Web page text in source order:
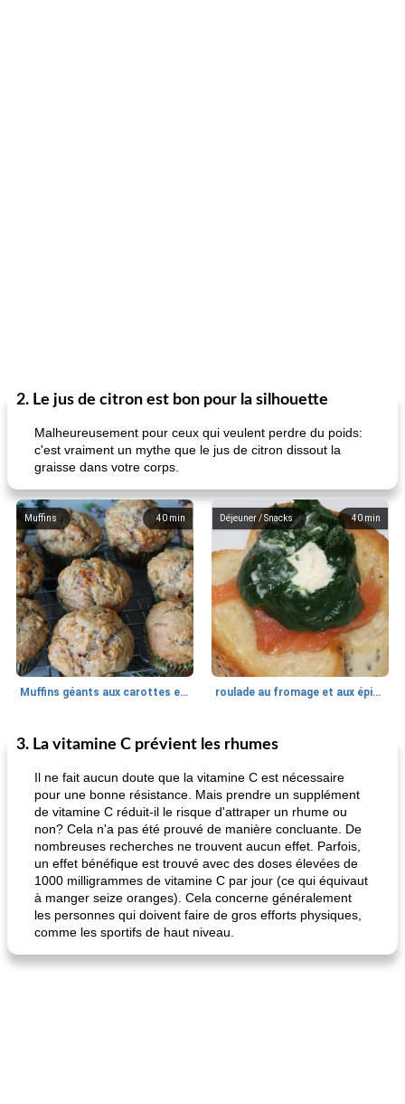
2. Le jus de citron est bon pour la silhouette
Malheureusement pour ceux qui veulent perdre du poids:
c'est vraiment un mythe que le jus de citron dissout la
graisse dans votre corps.
40 min
Muffins
Muffins géants aux carottes et à la banane de Nif
40 min
Déjeuner / Snacks
roulade au fromage et aux épinards
30min
Marques de confiance: recettes et
fiesta tostadas
Viande et volaille
le méga's jopp joes
3. La vitamine C prévient les rhumes
Il ne fait aucun doute que la vitamine C est nécessaire
pour une bonne résistance. Mais prendre un supplément
de vitamine C réduit-il le risque d'attraper un rhume ou
non? Cela n'a pas été prouvé de manière concluante. De
nombreuses recherches ne trouvent aucun effet. Parfois,
un effet bénéfique est trouvé avec des doses élevées de
1000 milligrammes de vitamine C par jour (ce qui équivaut
à manger seize oranges). Cela concerne généralement
les personnes qui doivent faire de gros efforts physiques,
comme les sportifs de haut niveau.